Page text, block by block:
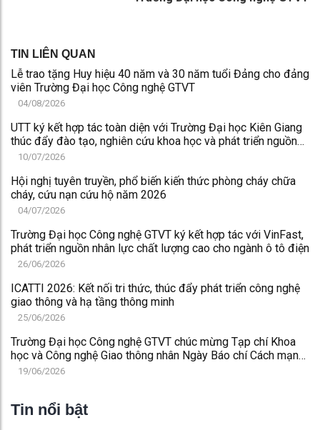
TIN LIÊN QUAN
Lễ trao tặng Huy hiệu 40 năm và 30 năm tuổi Đảng cho đảng
viên Trường Đại học Công nghệ GTVT
04/08/2026
UTT ký kết hợp tác toàn diện với Trường Đại học Kiên Giang
thúc đẩy đào tạo, nghiên cứu khoa học và phát triển nguồn
nhân lực chất lượng cao
10/07/2026
Hội nghị tuyên truyền, phổ biến kiến thức phòng cháy chữa
cháy, cứu nạn cứu hộ năm 2026
04/07/2026
Trường Đại học Công nghệ GTVT ký kết hợp tác với VinFast,
phát triển nguồn nhân lực chất lượng cao cho ngành ô tô điện
26/06/2026
ICATTI 2026: Kết nối tri thức, thúc đẩy phát triển công nghệ
giao thông và hạ tầng thông minh
25/06/2026
Trường Đại học Công nghệ GTVT chúc mừng Tạp chí Khoa
học và Công nghệ Giao thông nhân Ngày Báo chí Cách mạng
Việt Nam 21/6
19/06/2026
Tin nổi bật